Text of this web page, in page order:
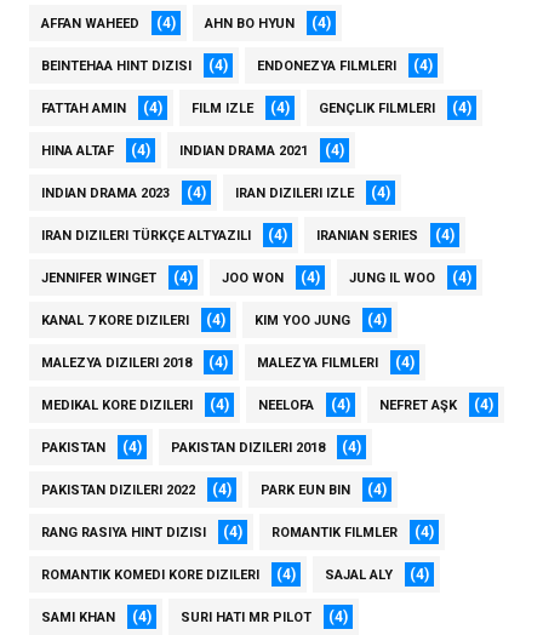
AFFAN WAHEED (4) AHN BO HYUN (4)
BEINTEHAA HINT DIZISI (4) ENDONEZYA FILMLERI (4)
FATTAH AMIN (4) FILM IZLE (4) GENÇLIK FILMLERI (4)
HINA ALTAF (4) INDIAN DRAMA 2021 (4)
INDIAN DRAMA 2023 (4) IRAN DIZILERI IZLE (4)
IRAN DIZILERI TÜRKÇE ALTYAZILI (4) IRANIAN SERIES (4)
JENNIFER WINGET (4) JOO WON (4) JUNG IL WOO (4)
KANAL 7 KORE DIZILERI (4) KIM YOO JUNG (4)
MALEZYA DIZILERI 2018 (4) MALEZYA FILMLERI (4)
MEDIKAL KORE DIZILERI (4) NEELOFA (4) NEFRET AŞK (4)
PAKISTAN (4) PAKISTAN DIZILERI 2018 (4)
PAKISTAN DIZILERI 2022 (4) PARK EUN BIN (4)
RANG RASIYA HINT DIZISI (4) ROMANTIK FILMLER (4)
ROMANTIK KOMEDI KORE DIZILERI (4) SAJAL ALY (4)
SAMI KHAN (4) SURI HATI MR PILOT (4)